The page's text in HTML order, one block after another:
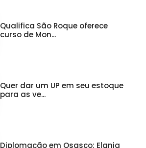
Qualifica São Roque oferece
curso de Mon...
Quer dar um UP em seu estoque
para as ve...
Diplomação em Osasco: Elania